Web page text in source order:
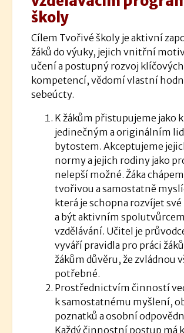
školy
Cílem Tvořivé školy je aktivní
žáků do výuky, jejich vnitřní
učení a postupný rozvoj klíčových
kompetencí, vědomí vlastní
sebeúcty.
K žákům přistupujeme jako k
jedinečným a originálním
bytostem. Akceptujeme
normy a jejich rodiny jako
nelepší možné. Žáka
tvořivou a samostatně
která je schopna rozvíjet
a být aktivním spolutvůrcem
vzdělávání. Učitel je
vyváří pravidla pro práci žáků
žákům důvěru, že zvládnou
potřebné.
Prostřednictvím činností
k samostatnému myšlení,
poznatků a osobní
Každý činnostní postup má